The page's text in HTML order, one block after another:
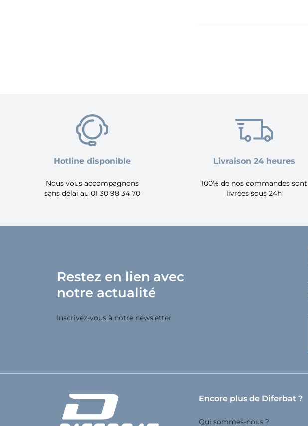
Hotline disponible
Nous vous accompagnons
sans délai au 01 30 98 34 70
Livraison 24 heures
100% de nos commandes sont
livrées sous 24h
Restez en lien avec
notre actualité
Inscrivez-vous à notre newsletter
Encore plus de Diferbat ?
Qui sommes-nous ?